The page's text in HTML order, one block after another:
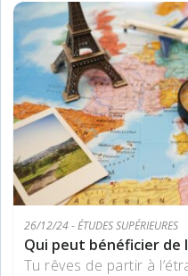
26/12/24 - ÉTUDES SUPÉRIEURES
Qui peut bénéficier de
Tu rêves de partir à